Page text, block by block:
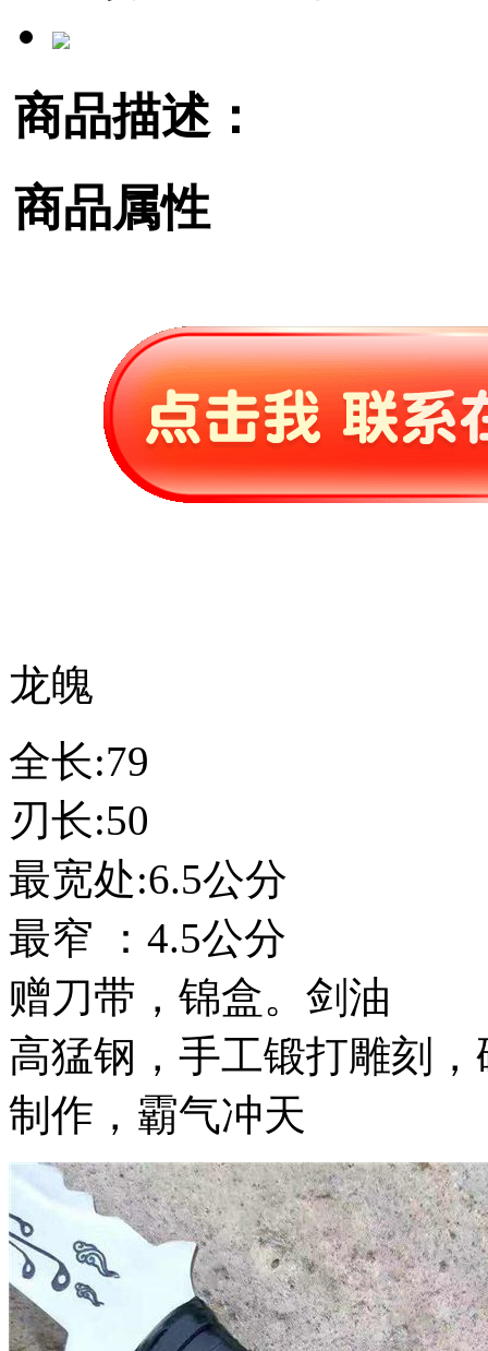
商品描述：
商品属性
龙魄
全长:79
刃长:50
最宽处:6.5公分
最窄 ：4.5公分
赠刀带，锦盒。剑油
高猛钢，手工锻打雕刻
制作，霸气冲天